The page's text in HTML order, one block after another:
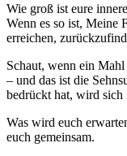
Wie groß ist eure
Wenn es so ist, Meine
erreichen,
Schaut, wenn ein
– und das ist die
bedrückt hat, wird sich
Was wird euch
euch gemeinsam.